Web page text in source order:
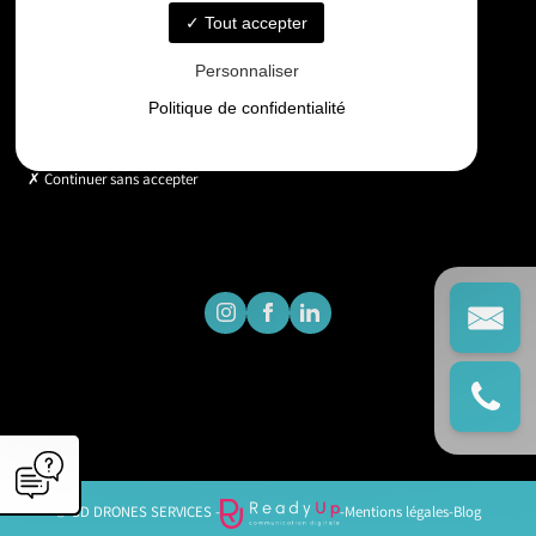
Horaires
Lundi - Vendredi : 9h - 18h
© GD DRONES SERVICES - -Mentions légales-Blog
Tout accepter
Personnaliser
Politique de confidentialité
Continuer sans accepter